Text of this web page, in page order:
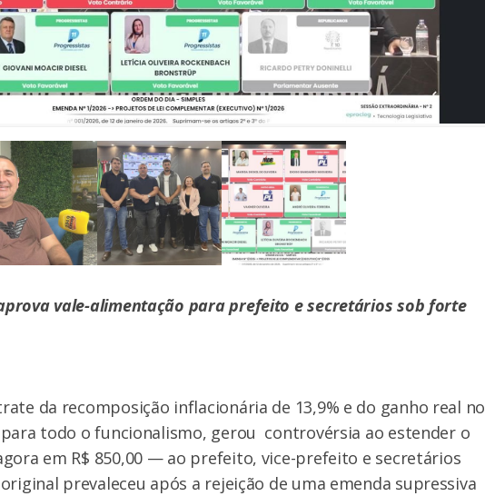
vale-alimentação para prefeito e secretários sob forte
da recomposição inflacionária de 13,9% e do ganho real no
todo o funcionalismo, gerou controvérsia ao estender o
em R$ 850,00 — ao prefeito, vice-prefeito e secretários
prevaleceu após a rejeição de uma emenda supressiva